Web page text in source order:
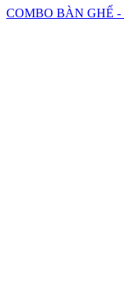
COMBO BÀN GHẾ